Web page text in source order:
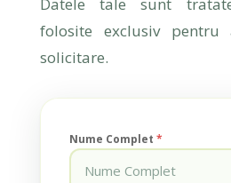
folosite exclusiv
solicitare.
Nume Complet *